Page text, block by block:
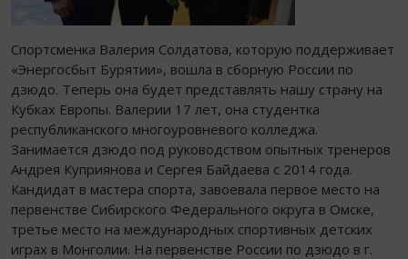
Спортсменка Валерия Солдатова, которую поддерживает
«Энергосбыт Бурятии», вошла в сборную России по
дзюдо. Теперь она будет представлять нашу страну на
Кубках Европы. Валерии 17 лет, она студентка
республиканского многоуровневого колледжа.
Занимается дзюдо под руководством опытных тренеров
Андрея Куприянова и Сергея Байдаева с 2014 года.
Кандидат в мастера спорта, завоевала первое место на
первенстве Сибирского Федерального округа в Омске,
третье место на международных спортивных детских
играх в Монголии. На первенстве России по дзюдо в г.